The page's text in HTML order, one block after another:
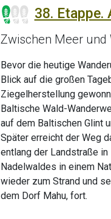
38. Etappe.
Zwischen Meer und
Bevor die heutige
Blick auf die großen
Ziegelherstellung
Baltische Wald-
auf dem Baltischen Glint
Später erreicht der Weg
entlang der Landstraße in
Nadelwaldes in einem
wieder zum Strand und
dem Dorf Mahu, fort.